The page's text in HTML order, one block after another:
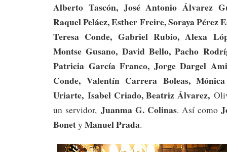
Alberto Tascón, José Antonio Álvarez
Raquel Peláez, Esther Freire, Soraya Pérez
Teresa Conde, Gabriel Rubio, Alexa
Montse Gusano, David Bello, Pacho
Patricia García Franco, Jorge Dargel
Conde, Valentín Carrera Boleas,
Uriarte, Isabel Criado, Beatriz Álvarez,
un servidor,Juanma G. Colinas. Así como
Bonety Manuel Prada.